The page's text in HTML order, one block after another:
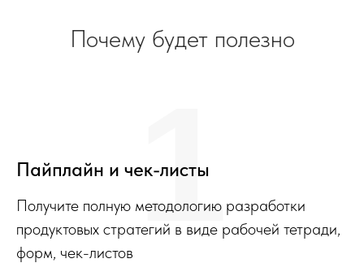
Почему будет полезно
Пайплайн и чек-листы
Получите полную методологию разработки
продуктовых стратегий в виде рабочей тетради,
форм, чек-листов 1